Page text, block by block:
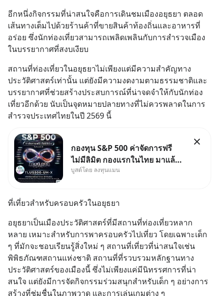
อีกหนึ่งกิจกรรมที่น่าสนใจคือการเดินชมเมืองอยุธยา ตลอด
เส้นทางเต็มไปด้วยร้านค้าที่ขายสินค้าท้องถิ่นและอาหารที่
อร่อย ซึ่งนักท่องเที่ยวสามารถเพลิดเพลินกับการสำรวจเมือง
ในบรรยากาศที่สงบเงียบ
สถานที่ท่องเที่ยวในอยุธยาไม่เพียงแต่มีความสำคัญทาง
ประวัติศาสตร์เท่านั้น แต่ยังมีความงดงามตามธรรมชาติและ
บรรยากาศที่ช่วยสร้างประสบการณ์ที่น่าจดจำให้กับนักท่อง
เที่ยวอีกด้วย นับเป็นจุดหมายปลายทางที่ไม่ควรพลาดในการ
สำรวจประเทศไทยในปี 2569 นี้
กองทุน S&P 500 ค่าจัดการฟรี
ไม่มีลิมิต กองแรกในไทย มาแล้ว..
กองทุนที่ออกแบบมาเพื่อแก้ Pain
บูสต์โดย ลงทุนแมน
ที่เที่ยวสำหรับครอบครัวในอยุธยา
อยุธยาเป็นเมืองประวัติศาสตร์ที่มีสถานที่ท่องเที่ยวหลาก
หลาย เหมาะสำหรับการพาครอบครัวไปเที่ยว โดยเฉพาะเด็ก
ๆ ที่มักจะชอบเรียนรู้สิ่งใหม่ ๆ สถานที่เที่ยวที่น่าสนใจเช่น
พิพิธภัณฑสถานแห่งชาติ สถานที่ที่รวบรวมหลักฐานทาง
ประวัติศาสตร์ของเมืองนี้ ซึ่งไม่เพียงแค่มีนิทรรศการที่น่า
สนใจ แต่ยังมีการจัดกิจกรรมร่วมสนุกสำหรับเด็ก ๆ อย่างการ
สร้างที่ชุ่มชื่นในภาพวาด และการเล่นเกมต่าง ๆ